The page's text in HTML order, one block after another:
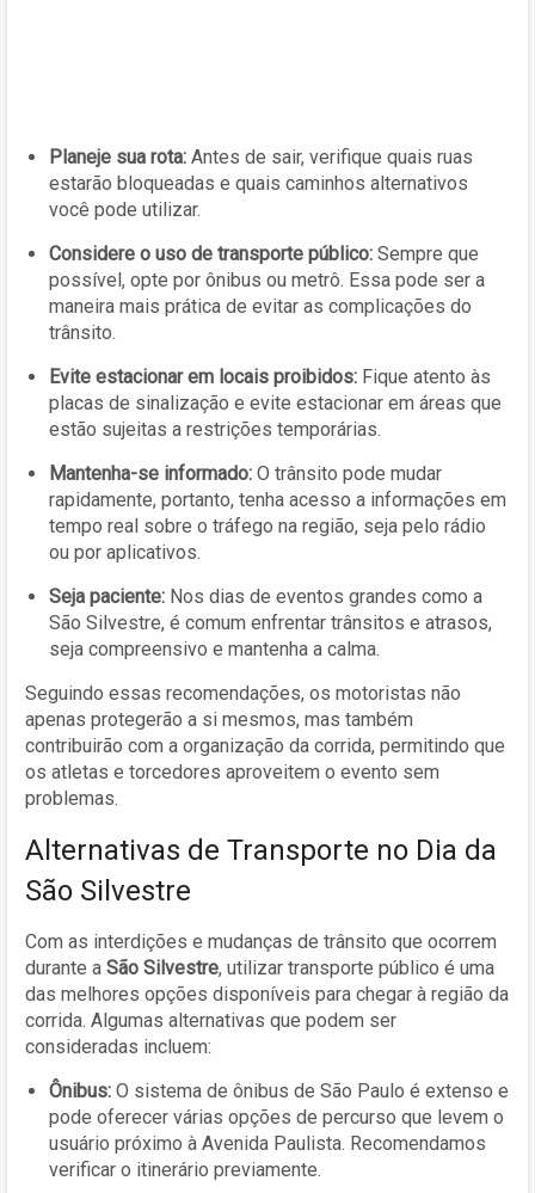
Planeje sua rota: Antes de sair, verifique quais ruas
estarão bloqueadas e quais caminhos alternativos
você pode utilizar.
Considere o uso de transporte público: Sempre que
possível, opte por ônibus ou metrô. Essa pode ser a
maneira mais prática de evitar as complicações do
trânsito.
Evite estacionar em locais proibidos: Fique atento às
placas de sinalização e evite estacionar em áreas que
estão sujeitas a restrições temporárias.
Mantenha-se informado: O trânsito pode mudar
rapidamente, portanto, tenha acesso a informações em
tempo real sobre o tráfego na região, seja pelo rádio
ou por aplicativos.
Seja paciente: Nos dias de eventos grandes como a
São Silvestre, é comum enfrentar trânsitos e atrasos,
seja compreensivo e mantenha a calma.
Seguindo essas recomendações, os motoristas não
apenas protegerão a si mesmos, mas também
contribuirão com a organização da corrida, permitindo que
os atletas e torcedores aproveitem o evento sem
problemas.
Alternativas de Transporte no Dia da
São Silvestre
Com as interdições e mudanças de trânsito que ocorrem
durante a São Silvestre, utilizar transporte público é uma
das melhores opções disponíveis para chegar à região da
corrida. Algumas alternativas que podem ser
consideradas incluem:
Ônibus: O sistema de ônibus de São Paulo é extenso e
pode oferecer várias opções de percurso que levem o
usuário próximo à Avenida Paulista. Recomendamos
verificar o itinerário previamente.